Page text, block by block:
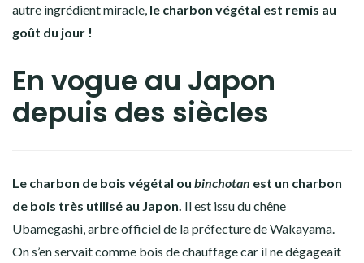
autre ingrédient miracle, le charbon végétal est remis au
goût du jour !
En vogue au Japon
depuis des siècles
Le charbon de bois végétal ou binchotan est un charbon
de bois très utilisé au Japon. Il est issu du chêne
Ubamegashi, arbre officiel de la préfecture de Wakayama.
On s’en servait comme bois de chauffage car il ne dégageait